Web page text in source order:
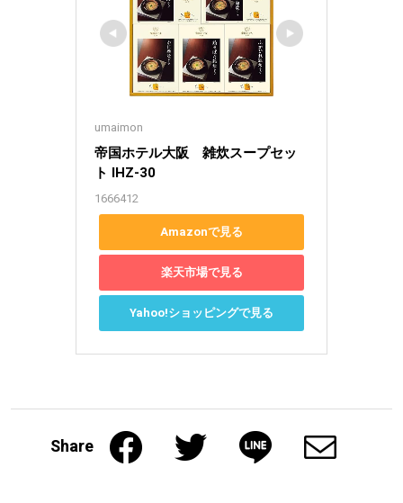
umaimon
帝国ホテル大阪　雑炊スープセッ
ト IHZ-30
1666412
Amazonで見る
楽天市場で見る
Yahoo!ショッピングで見る
Share